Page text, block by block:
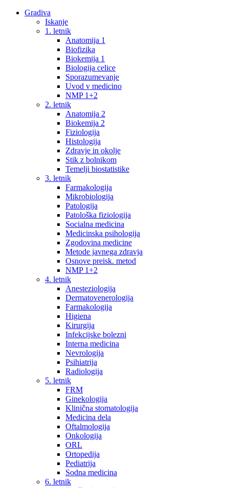
Gradiva
Iskanje
1. letnik
Anatomija 1
Biofizika
Biokemija 1
Biologija celice
Sporazumevanje
Uvod v medicino
NMP 1+2
2. letnik
Anatomija 2
Biokemija 2
Fiziologija
Histologija
Zdravje in okolje
Stik z bolnikom
Temelji biostatistike
3. letnik
Farmakologija
Mikrobiologija
Patologija
Patološka fiziologija
Socialna medicina
Medicinska psihologija
Zgodovina medicine
Metode javnega zdravja
Osnove preisk. metod
NMP 1+2
4. letnik
Anesteziologija
Dermatovenerologija
Farmakologija
Higiena
Kirurgija
Infekcijske bolezni
Interna medicina
Nevrologija
Psihiatrija
Radiologija
5. letnik
FRM
Ginekologija
Klinična stomatologija
Medicina dela
Oftalmologija
Onkologija
ORL
Ortopedija
Pediatrija
Sodna medicina
6. letnik